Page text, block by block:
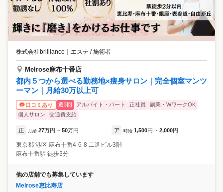
株式会社brilliance ｜ エステ / 施術者
Melrose麻布十番店
都内５つから選べる勤務地×痩身サロン｜完全個室マンツ
ーマン｜月給30万以上可
口コミあり 週3回 アルバイト・パート 正社員
副業・WワークOK
個人サロン
交通費支給
正 月給 27万円 ~ 50万円 ア 時給 1,500円 ~ 2,000円
東京都 港区 麻布十番4-6-8 二進ビル3階
麻布十番駅 徒歩3分
他の店舗でも募集しています
Melrose恵比寿店